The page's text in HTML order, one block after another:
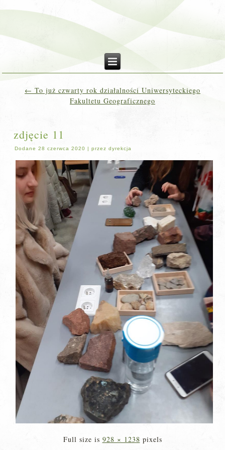
← To już czwarty rok działalności Uniwersyteckiego
Fakultetu Geograficznego
zdjęcie 11
Dodane 28 czerwca 2020 |przez dyrekcja
Full size is 928 × 1238 pixels